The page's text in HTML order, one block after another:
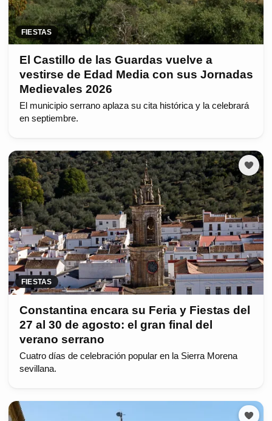
FIESTAS
El Castillo de las Guardas vuelve a
vestirse de Edad Media con sus Jornadas
Medievales 2026
El municipio serrano aplaza su cita histórica y la celebrará
en septiembre.
FIESTAS
Constantina encara su Feria y Fiestas del
27 al 30 de agosto: el gran final del
verano serrano
Cuatro días de celebración popular en la Sierra Morena
sevillana.